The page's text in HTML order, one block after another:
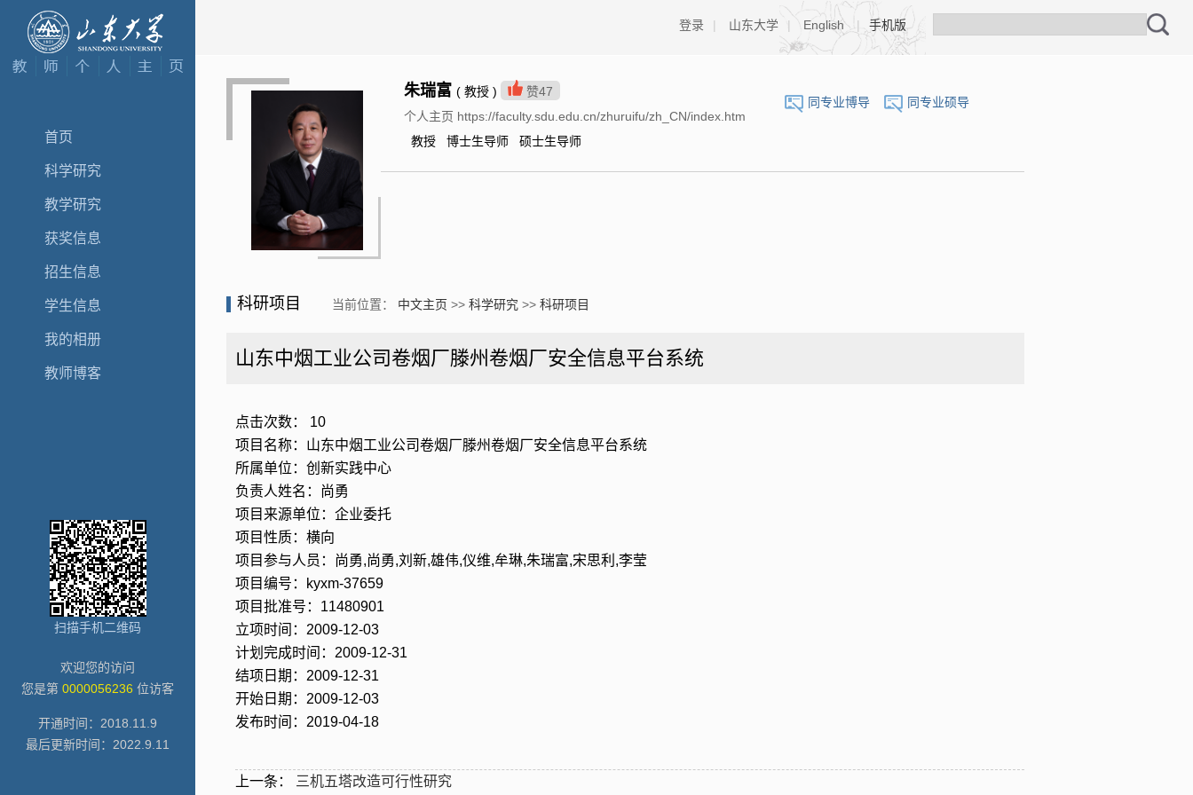
首页
科学研究
教学研究
获奖信息
招生信息
学生信息
我的相册
教师博客
扫描手机二维码
欢迎您的访问
您是第 0000056236 位访客
开通时间： 2018 11 9
最后更新时间： 2022 9 11
登录 | 山东大学 | English | 手机版
同专业博导 同专业硕导
朱瑞富 ( 教授 ) 赞47
个人主页 https://faculty.sdu.edu.cn/zhuruifu/zh_CN/index.htm
教授 博士生导师 硕士生导师
科研项目 当前位置： 中文主页 >> 科学研究 >> 科研项目
山东中烟工业公司卷烟厂滕州卷烟厂安全信息平台系统
点击次数： 10
项目名称：山东中烟工业公司卷烟厂滕州卷烟厂安全信息平台系统
所属单位：创新实践中心
负责人姓名：尚勇
项目来源单位：企业委托
项目性质：横向
项目参与人员：尚勇,尚勇,刘新,雄伟,仪维,牟琳,朱瑞富,宋思利,李莹
项目编号：kyxm-37659
项目批准号：11480901
立项时间：2009-12-03
计划完成时间：2009-12-31
结项日期：2009-12-31
开始日期：2009-12-03
发布时间：2019-04-18
上一条： 三机五塔改造可行性研究